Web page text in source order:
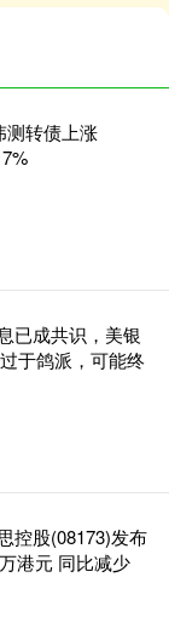
测转债上涨
已成共识，美银
于鸽派，可能终
控股(08173)发布
港元 同比减少